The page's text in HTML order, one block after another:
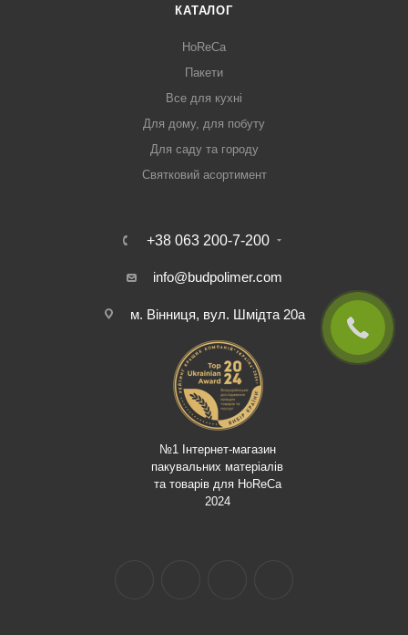
КАТАЛОГ
HoReCa
Пакети
Все для кухні
Для дому, для побуту
Для саду та городу
Святковий асортимент
+38 063 200-7-200
info@budpolimer.com
м. Вінниця, вул. Шмідта 20а
№1 Інтернет-магазин
пакувальних матеріалів
та товарів для HoReCa
2024